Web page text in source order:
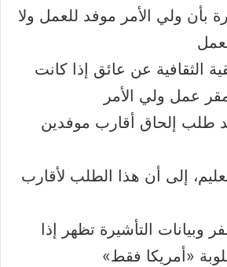
بأن ولي الأمر موفد للعمل ولا
الثقافية عن عائق إذا كانت
عمل ولي الأمر
طلب إلحاق أقارب موفدين
إلى أن هذا الطلب لأقارب
وبيانات التأشيرة تظهر إذا
«أمريكا فقط»